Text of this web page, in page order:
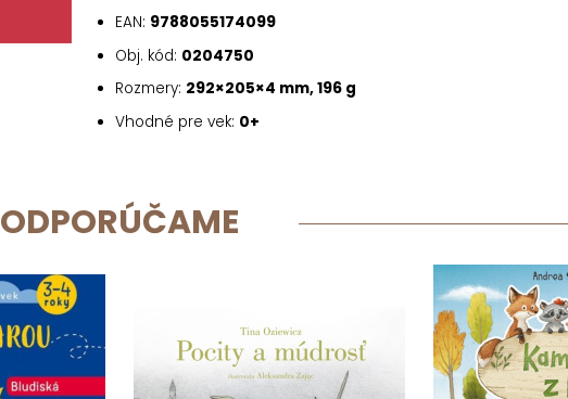
EAN: 9788055174099
Obj. kód: 0204750
Rozmery: 292×205×4 mm, 196 g
Vhodné pre vek: 0+
ODPORÚČAME